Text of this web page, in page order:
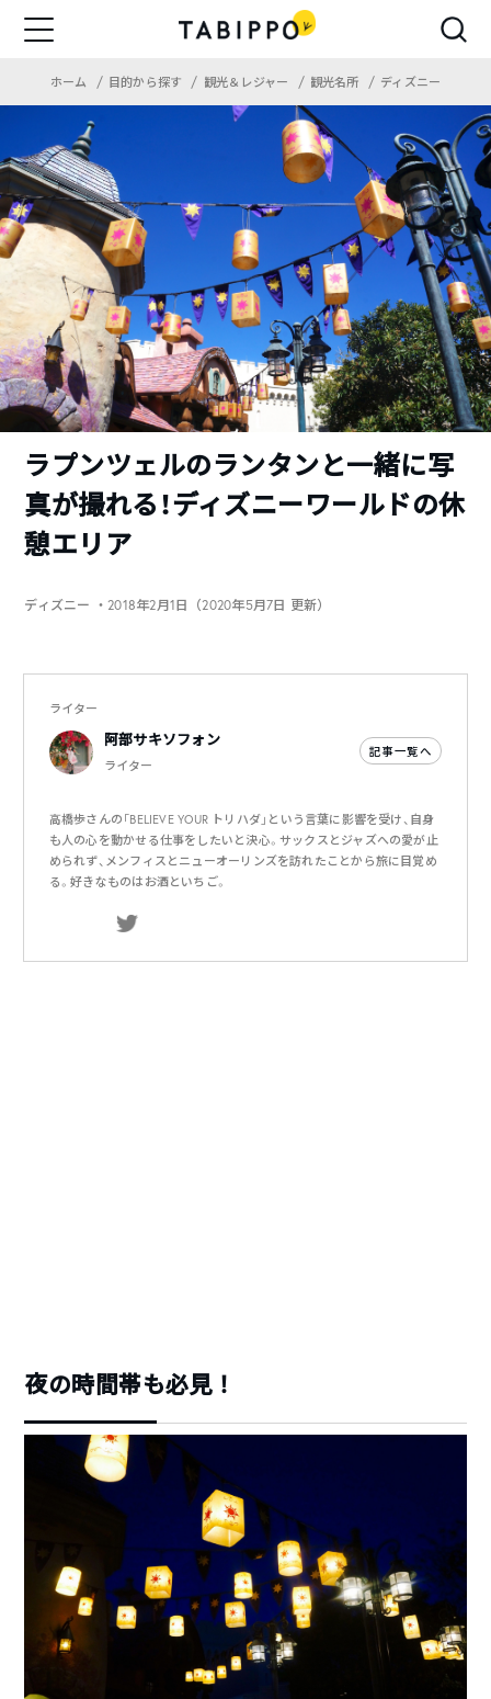
ホーム 目的から探す 観光＆レジャー 観光名所 ディズニー
ラプンツェルのランタンと一緒に写
真が撮れる！ディズニーワールドの休
憩エリア
ディズニー ・2018年2月1日（2020年5月7日 更新）
ライター
阿部サキソフォン
ライター
記事一覧へ
高橋歩さんの「BELIEVE YOUR トリハダ」という言葉に影響を受け、自身
も人の心を動かせる仕事をしたいと決心。サックスとジャズへの愛が止
められず、メンフィスとニューオーリンズを訪れたことから旅に目覚め
る。好きなものはお酒といちご。
夜の時間帯も必見！